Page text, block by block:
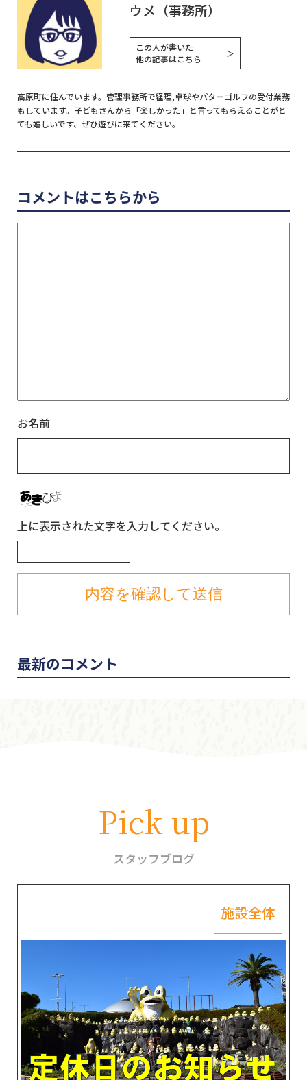
ウメ（事務所）
この人が書いた
他の記事はこちら
＞
高原町に住んでいます。管理事務所で経理,卓球やパターゴルフの受付業務
もしています。子どもさんから「楽しかった」と言ってもらえることがと
ても嬉しいです、ぜひ遊びに来てください。
コメントはこちらから
お名前
上に表示された文字を入力してください。
最新のコメント
Pick up
スタッフブログ
施設全体